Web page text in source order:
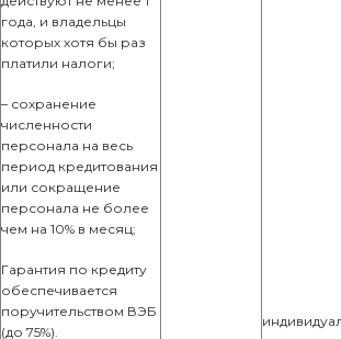
года, и владельцы
которых хотя бы раз
платили налоги;
– сохранение
численности
персонала на весь
период кредитования
или сокращение
персонала не более
чем на 10% в месяц;
Гарантия по кредиту
обеспечивается
поручительством ВЭБ
(до 75%).